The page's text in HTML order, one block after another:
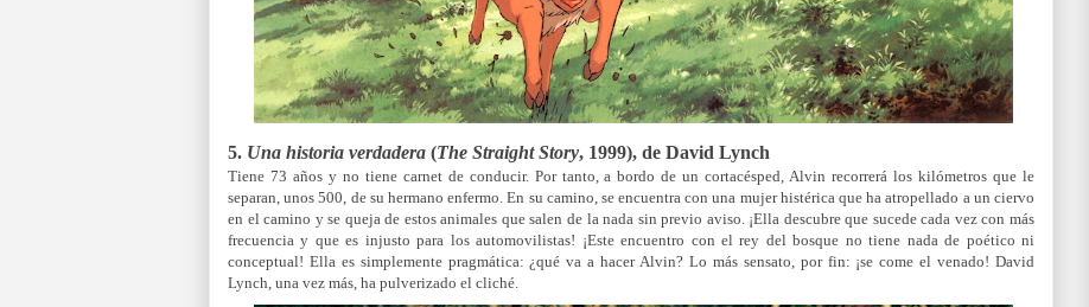
5. Una historia verdadera (The Straight Story, 1999), de David Lynch
Tiene 73 años y no tiene carnet de conducir. Por tanto, a bordo de un cortacésped, Alvin recorrerá los kilómetros que le
separan, unos 500, de su hermano enfermo. En su camino, se encuentra con una mujer histérica que ha atropellado a un ciervo
en el camino y se queja de estos animales que salen de la nada sin previo aviso. ¡Ella descubre que sucede cada vez con más
frecuencia y que es injusto para los automovilistas! ¡Este encuentro con el rey del bosque no tiene nada de poético ni
conceptual! Ella es simplemente pragmática: ¿qué va a hacer Alvin? Lo más sensato, por fin: ¡se come el venado! David
Lynch, una vez más, ha pulverizado el cliché.